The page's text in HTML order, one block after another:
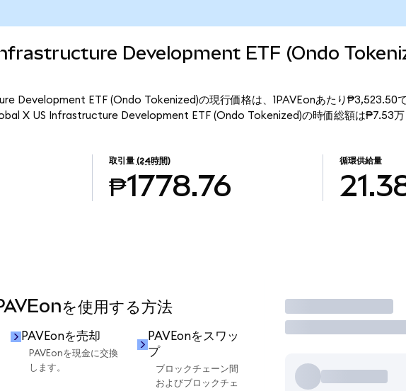
Development ETF (Ondo
Development ETF (Ondo Tokenized)の現行価格は、1PAVEonあたり₱3,523.50
X US Infrastructure Development ETF (Ondo Tokenized)の時価総額は₱7.53万
取引量 (24時間)
₱1778.76
循環供給量
を使用する方法
PAVEonを売却
PAVEonを現金に交換
します。
PAVEonをスワッ
プ
ブロックチェーン間
およびブロックチェ
取引